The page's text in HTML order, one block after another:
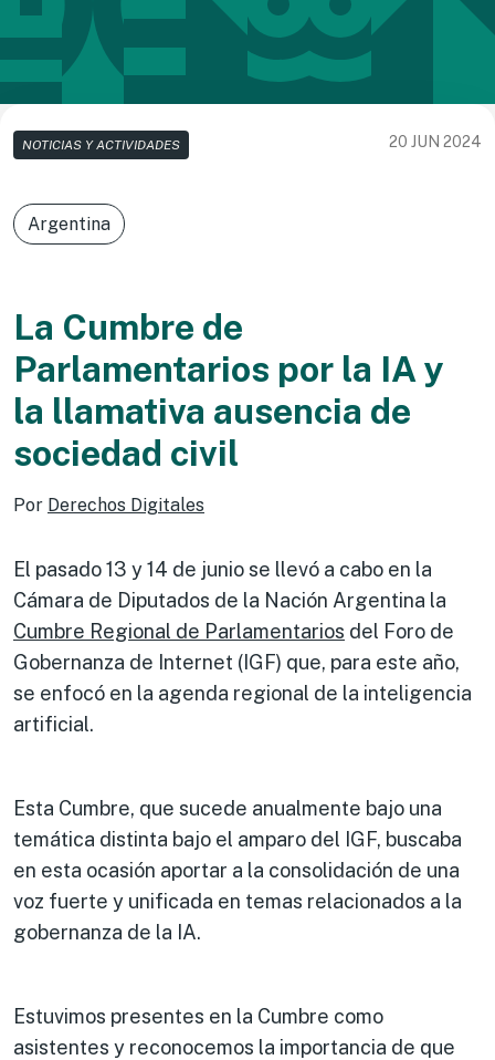
NOTICIAS Y ACTIVIDADES 20 JUN 2024
Argentina
La Cumbre de
Parlamentarios por la IA y
la llamativa ausencia de
sociedad civil
Por Derechos Digitales
El pasado 13 y 14 de junio se llevó a cabo en la
Cámara de Diputados de la Nación Argentina la
Cumbre Regional de Parlamentarios del Foro de
Gobernanza de Internet (IGF) que, para este año,
se enfocó en la agenda regional de la inteligencia
artificial.
Esta Cumbre, que sucede anualmente bajo una
temática distinta bajo el amparo del IGF, buscaba
en esta ocasión aportar a la consolidación de una
voz fuerte y unificada en temas relacionados a la
gobernanza de la IA.
Estuvimos presentes en la Cumbre como
asistentes y reconocemos la importancia de que